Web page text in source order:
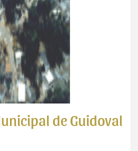
de Guidoval